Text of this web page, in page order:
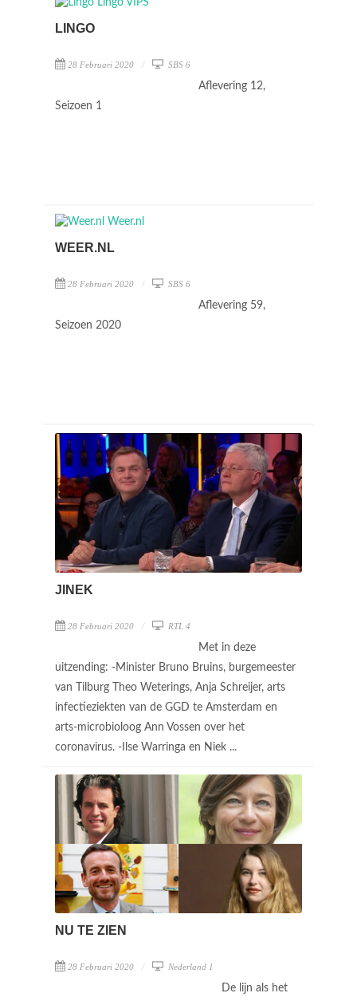
LINGO
28 Februari 2020 SBS 6
Aflevering 12,
Seizoen 1
WEER.NL
28 Februari 2020 SBS 6
Aflevering 59,
Seizoen 2020
JINEK
28 Februari 2020 RTL 4
Met in deze
uitzending: -Minister Bruno Bruins, burgemeester
van Tilburg Theo Weterings, Anja Schreijer, arts
infectieziekten van de GGD te Amsterdam en
arts-microbioloog Ann Vossen over het
coronavirus. -Ilse Warringa en Niek ...
NU TE ZIEN
28 Februari 2020 Nederland 1
De lijn als het